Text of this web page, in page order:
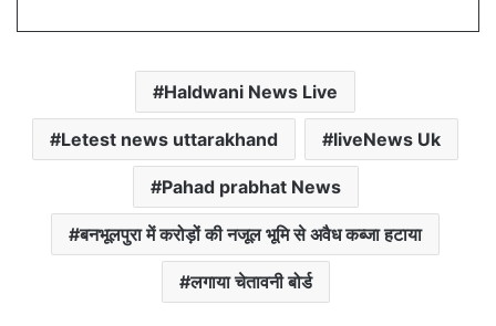
Haldwani News Live
Letest news uttarakhand liveNews Uk
Pahad prabhat News
बनभूलपुरा में करोड़ों की नजूल भूमि से अवैध कब्जा हटाया
लगाया चेतावनी बोर्ड